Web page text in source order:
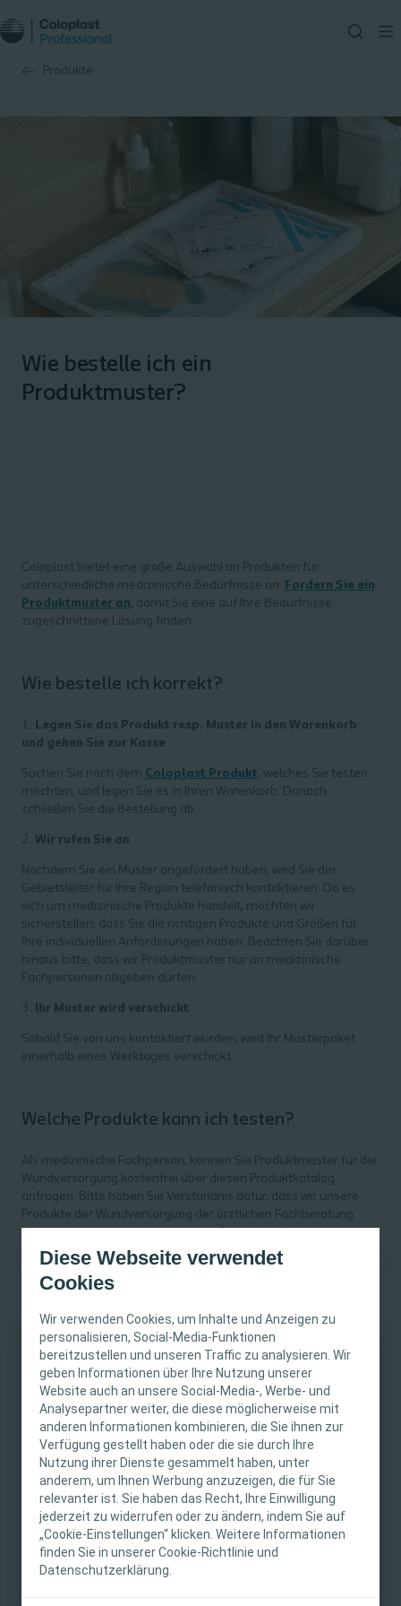
Diese Webseite verwendet
Cookies
Wir verwenden Cookies, um Inhalte und Anzeigen zu
personalisieren, Social-Media-Funktionen
bereitzustellen und unseren Traffic zu analysieren. Wir
geben Informationen über Ihre Nutzung unserer
Website auch an unsere Social-Media-, Werbe- und
Analysepartner weiter, die diese möglicherweise mit
anderen Informationen kombinieren, die Sie ihnen zur
Verfügung gestellt haben oder die sie durch Ihre
Nutzung ihrer Dienste gesammelt haben, unter
anderem, um Ihnen Werbung anzuzeigen, die für Sie
relevanter ist. Sie haben das Recht, Ihre Einwilligung
jederzeit zu widerrufen oder zu ändern, indem Sie auf
„Cookie-Einstellungen“ klicken. Weitere Informationen
finden Sie in unserer Cookie-Richtlinie und
Datenschutzerklärung.
Produkte
WICHTIGER HINWEIS
Diese Website richtet sich nur an medizinische
Fachpersonen. Der Inhalt der Website ist für
fachliche Informations- und Fortbildungszwecke
bestimmt. Coloplast bietet keinen individuellen
medizinischen Rat. Die Verantwortung für die
individuelle Patientenversorgung liegt bei den
medizinischen Fachpersonen. Detaillierte
Produktinformationen zu den vorgestellten
Produkten, einschließlich Anwendungshinweise,
Wie bestelle ich ein
Produktmuster?
Coloplast bietet eine große Auswahl an Produkten für
unterschiedliche medizinische Bedürfnisse an. Fordern Sie ein
Produktmuster an, damit Sie eine auf Ihre Bedürfnisse
zugeschnittene Lösung finden.
Wie bestelle ich korrekt?
1. Legen Sie das Produkt resp. Muster in den Warenkorb
und gehen Sie zur Kasse
Suchen Sie nach dem Coloplast Produkt, welches Sie testen
möchten, und legen Sie es in Ihren Warenkorb. Danach
schließen Sie die Bestellung ab.
2. Wir rufen Sie an
Nachdem Sie ein Muster angefordert haben, wird Sie der
Gebietsleiter für Ihre Region telefonisch kontaktieren. Da es
sich um medizinische Produkte handelt, möchten wir
sicherstellen, dass Sie die richtigen Produkte und Größen für
Ihre individuellen Anforderungen haben. Beachten Sie darüber
hinaus bitte, dass wir Produktmuster nur an medizinische
Fachpersonen abgeben dürfen.
3. Ihr Muster wird verschickt
Sobald Sie von uns kontaktiert wurden, wird Ihr Musterpaket
innerhalb eines Werktages verschickt.
Welche Produkte kann ich testen?
Als medizinische Fachperson, können Sie Produktmuster für die
Wundversorgung kostenfrei über diesen Produktkatalog
anfragen. Bitte haben Sie Verständnis dafür, dass wir unsere
Produkte der Wundversorgung der ärztlichen Fachberatung
Anwender:innen nicht möglich ist. In diesem Fall können Sie
Ihren behandelnden Arzt oder medizinisches Personal auf die
Möglichkeit unserer Produktmuster aufmerksam machen.
Produktmuster aus den Bereichen Stoma- oder
Kontinenzversorgung können nicht direkt online angefragt
werden. Wir stehen Ihnen mit unserem Team aber gerne für
Rückfragen zur Verfügung und besprechen mit Ihnen die
Möglichkeiten für Ihre Bedürfnisse. Schauen Sie gleich nach, wer
Ihr:e Ansprechpartner:in ist.
Sie sind Anwender:in und suchen nach Produkten der Stoma-
oder Kontinenzversorgung? Dann schauen Sie in unserem
Produktkatalog für Endverbraucher vorbei:Coloplast Produkte
für Anwender.
Wie werden mir die Muster geschickt?